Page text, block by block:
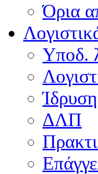
Όρια
Υποδ.
ΔΛΠ